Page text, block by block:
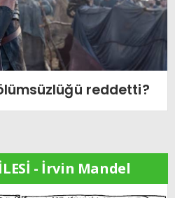
reddetti?
- İrvin Mandel